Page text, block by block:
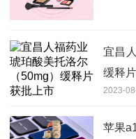
宜昌
缓释
2023-
苹果